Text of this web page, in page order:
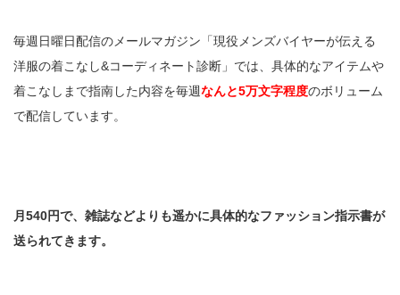
毎週日曜日配信のメールマガジン「現役メンズバイヤーが伝える
洋服の着こなし&コーディネート診断」では、具体的なアイテムや
着こなしまで指南した内容を毎週なんと5万文字程度のボリューム
で配信しています。
月540円で、雑誌などよりも遥かに具体的なファッション指示書が
送られてきます。